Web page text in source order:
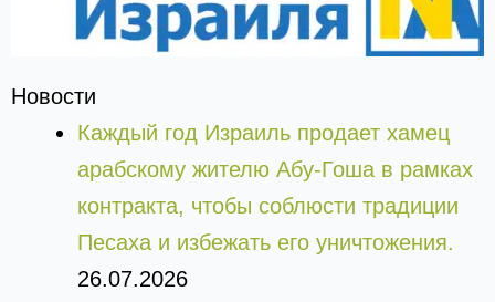
Новости
Каждый год Израиль продает хамец
арабскому жителю Абу-Гоша в рамках
контракта, чтобы соблюсти традиции
Песаха и избежать его уничтожения.
26.07.2026